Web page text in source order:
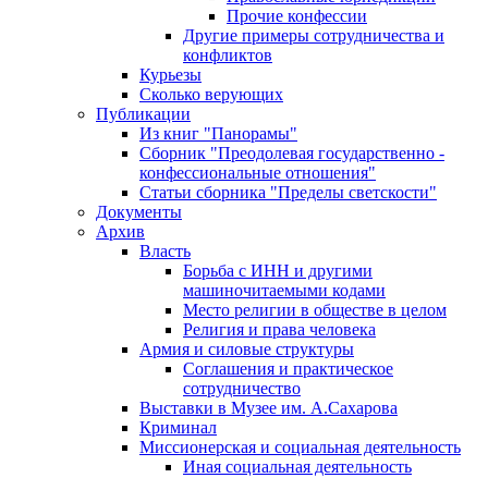
Прочие конфессии
Другие примеры сотрудничества и
конфликтов
Курьезы
Сколько верующих
Публикации
Из книг "Панорамы"
Сборник "Преодолевая государственно -
конфессиональные отношения"
Статьи сборника "Пределы светскости"
Документы
Архив
Власть
Борьба с ИНН и другими
машиночитаемыми кодами
Место религии в обществе в целом
Религия и права человека
Армия и силовые структуры
Соглашения и практическое
сотрудничество
Выставки в Музее им. А.Сахарова
Криминал
Миссионерская и социальная деятельность
Иная социальная деятельность